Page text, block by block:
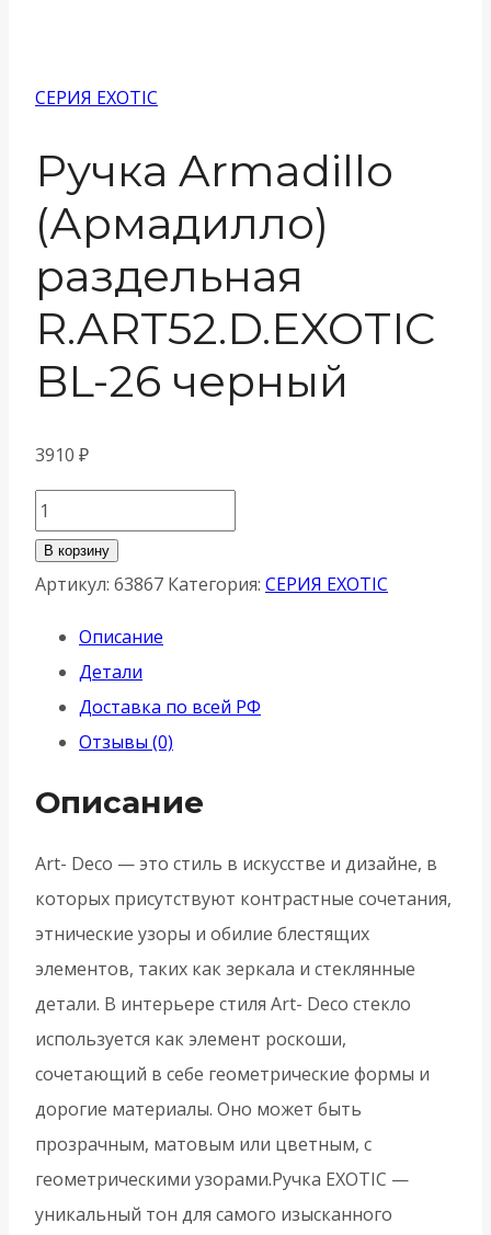
СЕРИЯ EXOTIC
Ручка Armadillo
(Армадилло)
раздельная
R.ART52.D.EXOTIC
BL-26 черный
3910 ₽
Количество
товара
Ручка
(Армадилло)
раздельная
R.ART52.D.EXOTIC
BL-
26
В корзину
Артикул: 63867 Категория: СЕРИЯ EXOTIC
Описание
Детали
Доставка по всей РФ
Отзывы (0)
Описание
Art- Deco — это стиль в искусстве и дизайне, в
которых присутствуют контрастные сочетания,
этнические узоры и обилие блестящих
элементов, таких как зеркала и стеклянные
детали. В интерьере стиля Art- Deco стекло
используется как элемент роскоши,
сочетающий в себе геометрические формы и
дорогие материалы. Оно может быть
прозрачным, матовым или цветным, с
геометрическими узорами.Ручка EXOTIC —
уникальный тон для самого изысканного